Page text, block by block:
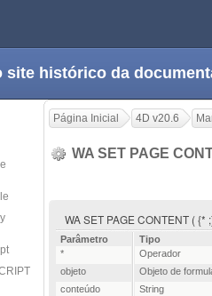
site histórico da
Página Inicial 4D v20.6
WA SET PAGE
WA SET PAGE CONTENT (
Parâmetro Tipo
*
Operador
objeto
Objeto de
conteúdo
String